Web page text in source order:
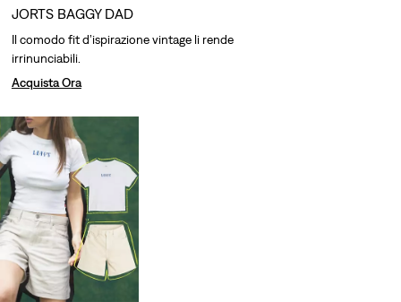
JORTS BAGGY DAD
Il comodo fit d’ispirazione vintage li rende
irrinunciabili.
Acquista Ora